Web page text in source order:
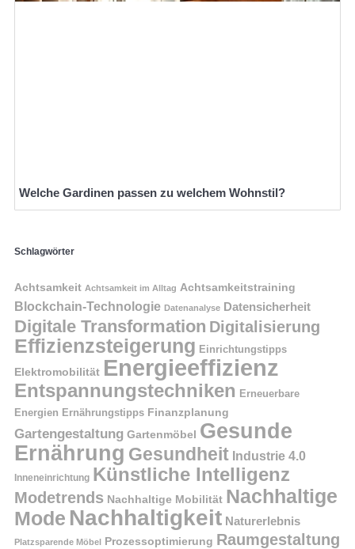
Welche Gardinen passen zu welchem Wohnstil?
Schlagwörter
Achtsamkeit Achtsamkeit im Alltag Achtsamkeitstraining
Blockchain-Technologie Datenanalyse Datensicherheit
Digitale Transformation Digitalisierung
Effizienzsteigerung Einrichtungstipps
Elektromobilität Energieeffizienz
Entspannungstechniken Erneuerbare
Energien Ernährungstipps Finanzplanung
Gartengestaltung Gartenmöbel Gesunde
Ernährung Gesundheit Industrie 4.0
Inneneinrichtung Künstliche Intelligenz
Modetrends Nachhaltige Mobilität Nachhaltige
Mode Nachhaltigkeit Naturerlebnis
Platzsparende Möbel Prozessoptimierung Raumgestaltung